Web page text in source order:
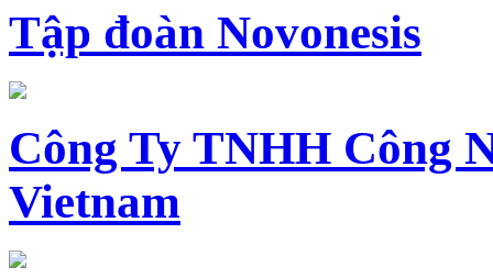
Tập đoàn Novonesis
Công Ty TNHH Công
Vietnam